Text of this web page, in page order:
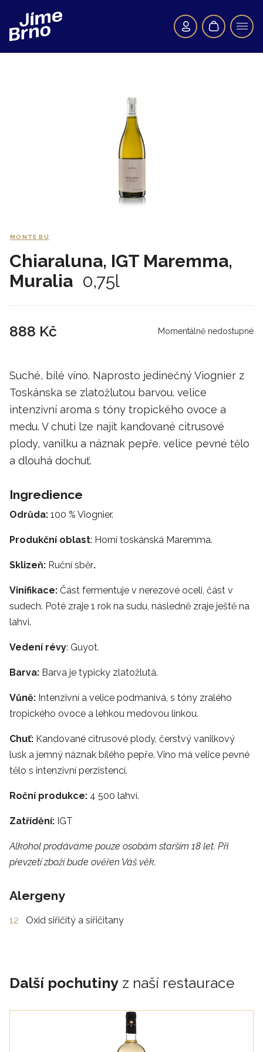
MONTE BÚ
Chiaraluna, IGT Maremma,
Muralia 0,75l
888 Kč Momentálně nedostupné
Suché, bílé víno. Naprosto jedinečný Viognier z
Toskánska se zlatožlutou barvou. velice
intenzivní aroma s tóny tropického ovoce a
medu. V chuti lze najít kandované citrusové
plody, vanilku a náznak pepře. velice pevné tělo
a dlouhá dochuť.
Ingredience
Odrůda: 100 % Viognier.
Produkční oblast: Horní toskánská Maremma.
Sklizeň: Ruční sběr.
Vinifikace: Část fermentuje v nerezové oceli, část v
sudech. Poté zraje 1 rok na sudu, následně zraje ještě na
lahvi.
Vedení révy: Guyot.
Barva: Barva je typicky zlatožlutá.
Vůně: Intenzivní a velice podmanivá, s tóny zralého
tropického ovoce a lehkou medovou linkou.
Chuť: Kandované citrusové plody, čerstvý vanilkový
lusk a jemný náznak bílého pepře. Víno má velice pevné
tělo s intenzivní perzistencí.
Roční produkce: 4 500 lahví.
Zatřídění: IGT
Alkohol prodáváme pouze osobám starším 18 let. Při
převzetí zboží bude ověřen Váš věk.
Alergeny
12 Oxid siřičitý a siřičitany
Další pochutiny z naší restaurace